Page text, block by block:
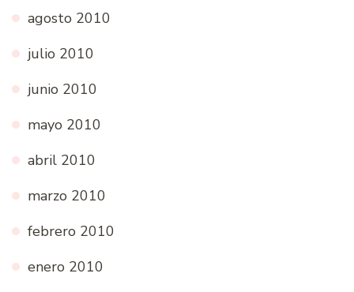
agosto 2010
julio 2010
junio 2010
mayo 2010
abril 2010
marzo 2010
febrero 2010
enero 2010